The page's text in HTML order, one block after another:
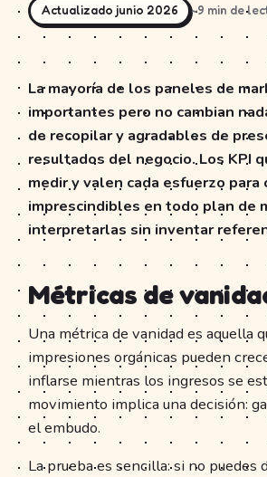
Actualizado junio 2026 ~9 min de
La mayoría de los paneles de
importantes pero no cambian
de recopilar y agradables de
resultados del negocio. Los KPI
medir y valen cada esfuerzo
imprescindibles en todo plan de
interpretarlas sin inventar
Métricas de
Una métrica de vanidad es aquella
impresiones orgánicas pueden
inflarse mientras los ingresos se
movimiento implica una decisión:
el embudo.
La prueba es sencilla: si no